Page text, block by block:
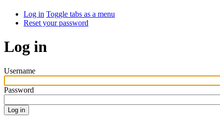
Log in Toggle tabs as a menu
Reset your password
Log in
Username
Password